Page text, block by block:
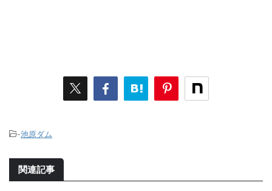
-池原ダム
関連記事